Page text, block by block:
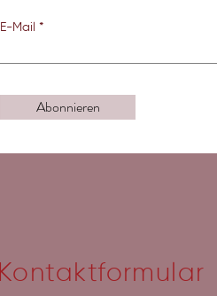
Abonnieren
Kontaktformular